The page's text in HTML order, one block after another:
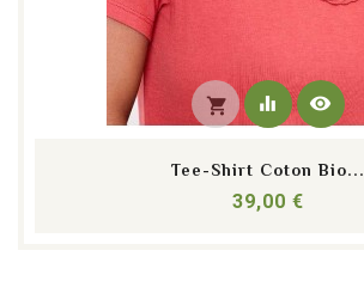
shopping_cart equalizer visibility
Tee-Shirt Coton Bio...
39,00 €